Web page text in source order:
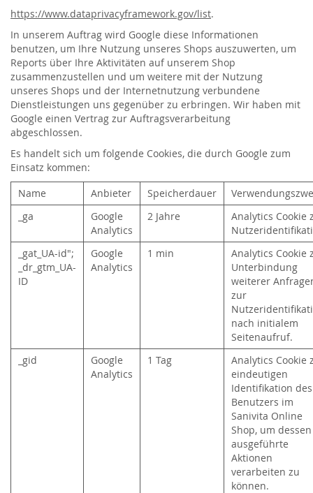
https://www.dataprivacyframework.gov/list.
In unserem Auftrag wird Google diese Informationen
benutzen, um Ihre Nutzung unseres Shops auszuwerten, um
Reports über Ihre Aktivitäten auf unserem Shop
zusammenzustellen und um weitere mit der Nutzung
unseres Shops und der Internetnutzung verbundene
Dienstleistungen uns gegenüber zu erbringen. Wir haben mit
Google einen Vertrag zur Auftragsverarbeitung
abgeschlossen.
Es handelt sich um folgende Cookies, die durch Google zum
Einsatz kommen:
Name
Anbieter Speicherdauer
_ga
Google
Analytics
2 Jahre
Analytics Cookie
_gat_UA-id";
_dr_gtm_UA-
ID
Google
Analytics
1 min
Analytics Cookie
Unterbindung
weiterer
zur
nach initialem
Seitenaufruf.
_gid
Google
Analytics
1 Tag
Analytics Cookie
eindeutigen
Identifikation des
Benutzers im
Sanivita Online
Shop, um dessen
ausgeführte
Aktionen
verarbeiten zu
können.